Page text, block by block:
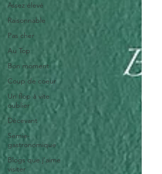
Assez élevé
Raisonnable
Pas cher
Au Top
Bon moment
Coup de coeur
Un flop à vite
oublier
Décevant
Semie-
gastronomique
Blogs que j'aime
visiter